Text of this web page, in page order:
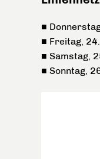
■
■ Freitag,
■ Samstag,
■ Sonntag,